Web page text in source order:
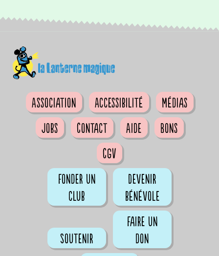
Association Accessibilité
Médias
Jobs
Contact Aide
Bons
CGV
Fonder un
club
Devenir
bénévole
Soutenir
Faire un
don